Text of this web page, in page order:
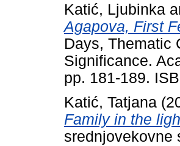
Katić, Ljubinka
Agapova, First
Days, Thematic
Significance.
pp. 181-189.
Katić, Tatjana
Family in the
srednjovekovne